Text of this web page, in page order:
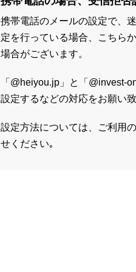
携帯電話のメールの設定で、
定を行っている場合、こちら
場合がございます。
「@heiyou.jp」と「@invest-
設定するなどの対応をお願い致
設定方法については、ご利用
せください｡